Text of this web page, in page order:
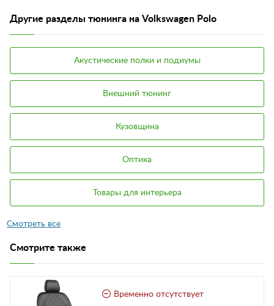
Другие разделы тюнинга на Volkswagen Polo
Акустические полки и подиумы
Внешний тюнинг
Кузовщина
Оптика
Товары для интерьера
Смотрите также
Временно отсутствует